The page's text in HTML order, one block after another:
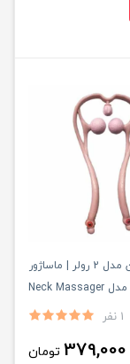
ماساژور گردن مدل 2 رولر | ماساژور
غلتکی گردن مدل Neck Massager
1 نفر
379,000 تومان